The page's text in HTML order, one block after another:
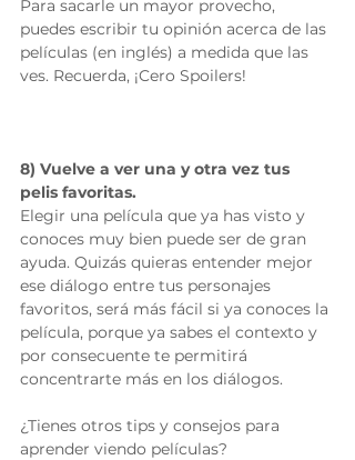
Para sacarle un mayor provecho,
puedes escribir tu opinión acerca de las
películas (en inglés) a medida que las
ves. Recuerda, ¡Cero Spoilers!
8) Vuelve a ver una y otra vez tus
pelis favoritas.
Elegir una película que ya has visto y
conoces muy bien puede ser de gran
ayuda. Quizás quieras entender mejor
ese diálogo entre tus personajes
favoritos, será más fácil si ya conoces la
película, porque ya sabes el contexto y
por consecuente te permitirá
concentrarte más en los diálogos.
¿Tienes otros tips y consejos para
aprender viendo películas?